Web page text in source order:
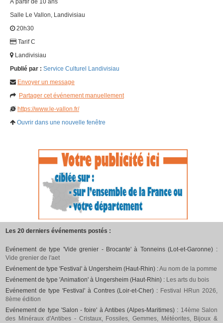
Salle Le Vallon, Landivisiau
20h30
Tarif C
Landivisiau
Publié par : Service Culturel Landivisiau
Envoyer un message
Partager cet événement manuellement
https://www.le-vallon.fr/
Ouvrir dans une nouvelle fenêtre
Les 20 derniers événements postés :
Evénement de type 'Vide grenier - Brocante' à Tonneins (Lot-et-Garonne) :
Vide grenier de l'aet
Evénement de type 'Festival' à Ungersheim (Haut-Rhin) :Au nom de la pomme
Evénement de type 'Animation' à Ungersheim (Haut-Rhin) : Les arts du bois
Evénement de type 'Festival' à Contres (Loir-et-Cher) : Festival HRun 2026,
8ème édition
Evénement de type 'Salon - foire' à Antibes (Alpes-Maritimes) : 14ème Salon
des Minéraux d'Antibes - Cristaux, Fossiles, Gemmes, Météorites, Bijoux &